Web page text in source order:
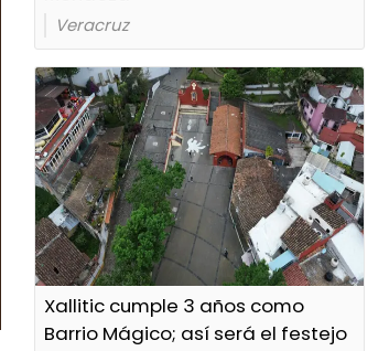
Veracruz
Xallitic cumple 3 años como
Barrio Mágico; así será el festejo